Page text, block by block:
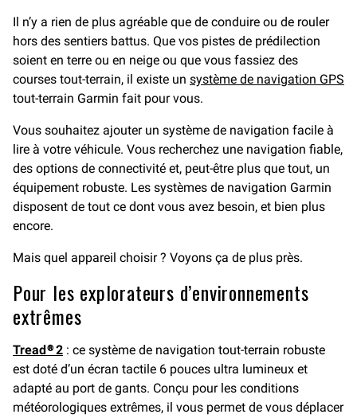
Il n’y a rien de plus agréable que de conduire ou de rouler
hors des sentiers battus. Que vos pistes de prédilection
soient en terre ou en neige ou que vous fassiez des
courses tout-terrain, il existe un système de navigation GPS
tout-terrain Garmin fait pour vous.
Vous souhaitez ajouter un système de navigation facile à
lire à votre véhicule. Vous recherchez une navigation fiable,
des options de connectivité et, peut-être plus que tout, un
équipement robuste. Les systèmes de navigation Garmin
disposent de tout ce dont vous avez besoin, et bien plus
encore.
Mais quel appareil choisir ? Voyons ça de plus près.
Pour les explorateurs d’environnements
extrêmes
Tread® 2 : ce système de navigation tout-terrain robuste
est doté d’un écran tactile 6 pouces ultra lumineux et
adapté au port de gants. Conçu pour les conditions
météorologiques extrêmes, il vous permet de vous déplacer